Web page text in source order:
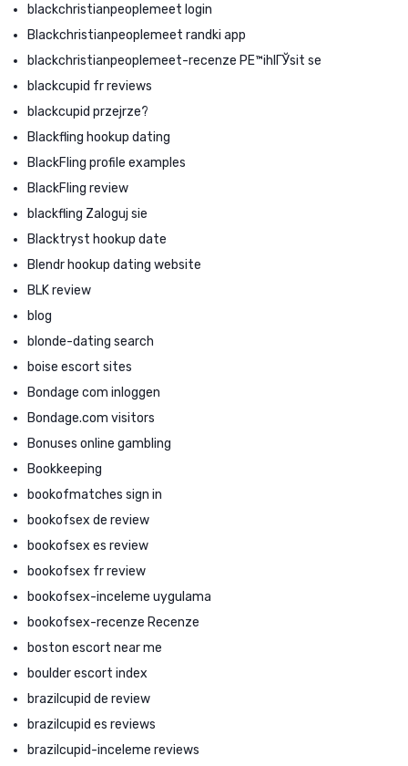
blackchristianpeoplemeet login
Blackchristianpeoplemeet randki app
blackchristianpeoplemeet-recenze PЕ™ihlГЎsit se
blackcupid fr reviews
blackcupid przejrze?
Blackfling hookup dating
BlackFling profile examples
BlackFling review
blackfling Zaloguj sie
Blacktryst hookup date
Blendr hookup dating website
BLK review
blog
blonde-dating search
boise escort sites
Bondage com inloggen
Bondage.com visitors
Bonuses online gambling
Bookkeeping
bookofmatches sign in
bookofsex de review
bookofsex es review
bookofsex fr review
bookofsex-inceleme uygulama
bookofsex-recenze Recenze
boston escort near me
boulder escort index
brazilcupid de review
brazilcupid es reviews
brazilcupid-inceleme reviews